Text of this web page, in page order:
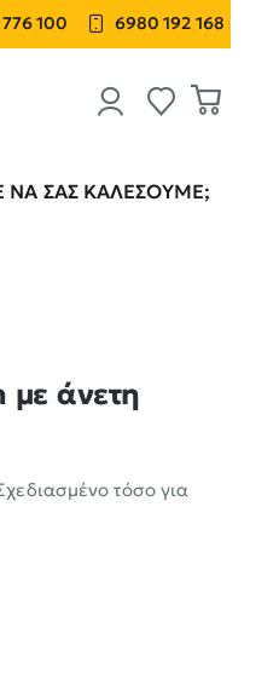
100 6980 192 168
ΝΑ ΣΑΣ ΚΑΛΈΣΟΥΜΕ;
με άνετη
τόσο για